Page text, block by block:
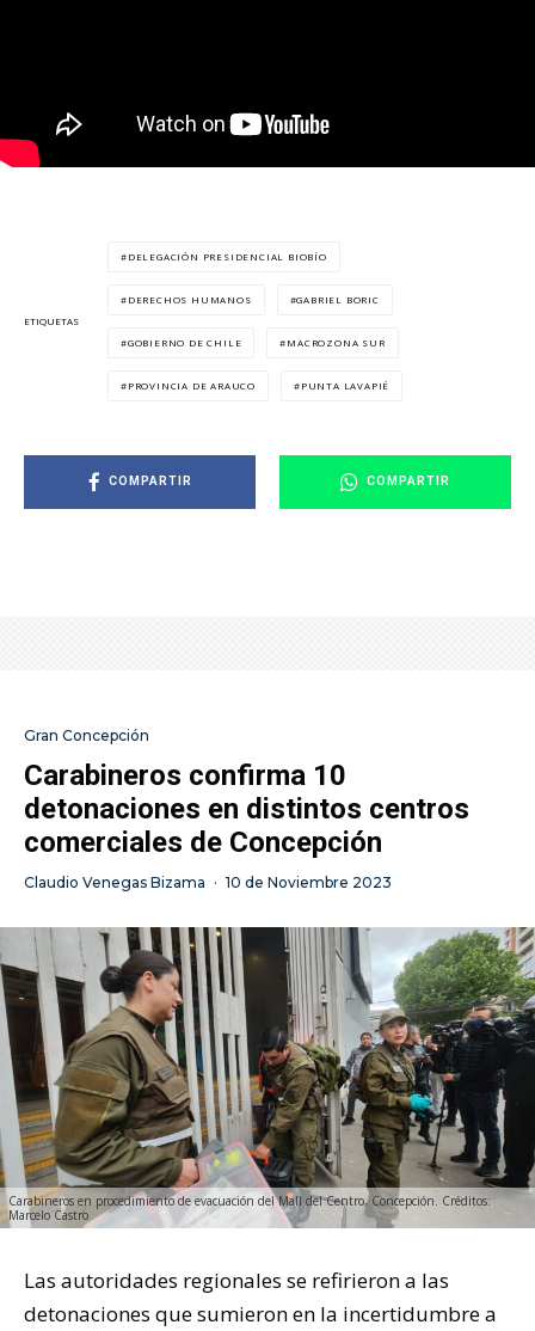
ETIQUETAS
DELEGACIÓN PRESIDENCIAL BIOBÍO
DERECHOS HUMANOS GABRIEL BORIC
GOBIERNO DE CHILE MACROZONA SUR
PROVINCIA DE ARAUCO PUNTA LAVAPIÉ
COMPARTIR COMPARTIR
Gran Concepción
Carabineros confirma 10
detonaciones en distintos centros
comerciales de Concepción
Claudio Venegas Bizama · 10 de Noviembre 2023
Carabineros en procedimiento de evacuación del Mall del Centro, Concepción. Créditos:
Marcelo Castro
Las autoridades regionales se refirieron a las
detonaciones que sumieron en la incertidumbre a